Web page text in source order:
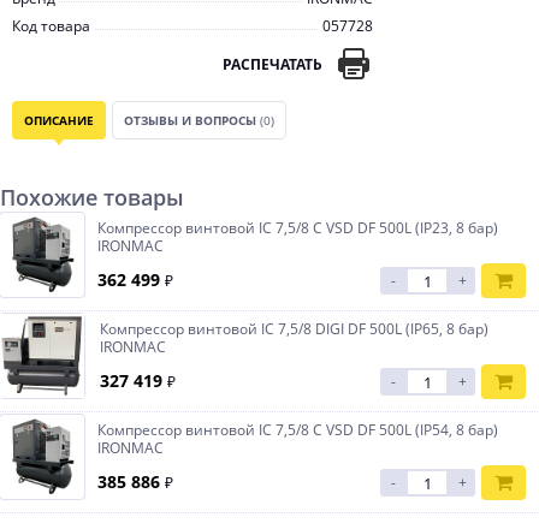
Код товара
057728
РАСПЕЧАТАТЬ
ОПИСАНИЕ ОТЗЫВЫ И ВОПРОСЫ (0)
Похожие товары
Компрессор винтовой IC 7,5/8 С VSD DF 500L (IP23, 8 бар)
IRONMAC
362 499 ₽ - +
Компрессор винтовой IC 7,5/8 DIGI DF 500L (IP65, 8 бар)
IRONMAC
327 419 ₽ - +
Компрессор винтовой IC 7,5/8 C VSD DF 500L (IP54, 8 бар)
IRONMAC
385 886 ₽ - +